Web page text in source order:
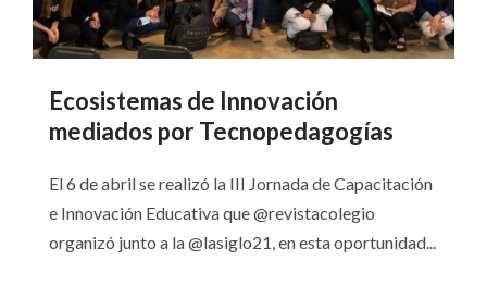
Ecosistemas de Innovación
mediados por Tecnopedagogías
El 6 de abril se realizó la III Jornada de Capacitación
e Innovación Educativa que @revistacolegio
organizó junto a la @lasiglo21, en esta oportunidad...